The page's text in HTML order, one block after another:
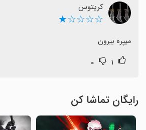
کریتوس
☆☆☆☆★
میپره بیرون
۱ ۰
رایگان تماشا کن